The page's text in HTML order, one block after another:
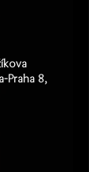
Praha 8,